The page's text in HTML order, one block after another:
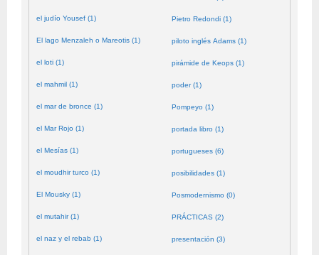
el judío Yousef (1)
El lago Menzaleh o Mareotis (1)
el loti (1)
el mahmil (1)
el mar de bronce (1)
el Mar Rojo (1)
el Mesías (1)
el moudhir turco (1)
El Mousky (1)
el mutahir (1)
el naz y el rebab (1)
Pietro Redondi (1)
piloto inglés Adams (1)
pirámide de Keops (1)
poder (1)
Pompeyo (1)
portada libro (1)
portugueses (6)
posibilidades (1)
Posmodernismo (0)
PRÁCTICAS (2)
presentación (3)